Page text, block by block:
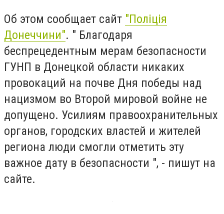
Об этом сообщает сайт "Поліція
Донеччини". " Благодаря
беспрецедентным мерам безопасности
ГУНП в Донецкой области никаких
провокаций на почве Дня победы над
нацизмом во Второй мировой войне не
допущено. Усилиям правоохранительных
органов, городских властей и жителей
региона люди смогли отметить эту
важное дату в безопасности ", - пишут на
сайте.